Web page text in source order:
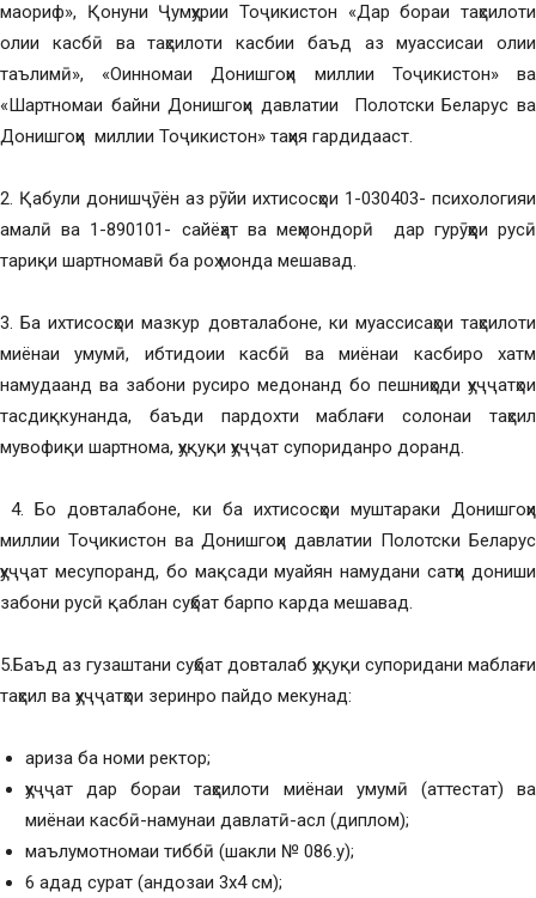
маориф», Қонуни Ҷумҳурии Тоҷикистон «Дар бораи таҳсилоти
олии касбӣ ва таҳсилоти касбии баъд аз муассисаи олии
таълимӣ», «Оинномаи Донишгоҳи миллии Тоҷикистон» ва
«Шартномаи байни Донишгоҳи давлатии Полотски Беларус ва
Донишгоҳи миллии Тоҷикистон» таҳия гардидааст.
2. Қабули донишҷӯён аз рӯйи ихтисосҳои 1-030403- психологияи
амалӣ ва 1-890101- сайёҳат ва меҳмондорӣ дар гурӯҳҳои русӣ
тариқи шартномавӣ ба роҳ монда мешавад.
3. Ба ихтисосҳои мазкур довталабоне, ки муассисаҳои таҳсилоти
миёнаи умумӣ, ибтидоии касбӣ ва миёнаи касбиро хатм
намудаанд ва забони русиро медонанд бо пешниҳоди ҳуҷҷатҳои
тасдиқкунанда, баъди пардохти маблағи солонаи таҳсил
мувофиқи шартнома, ҳуқуқи ҳуҷҷат супориданро доранд.
4. Бо довталабоне, ки ба ихтисосҳои муштараки Донишгоҳи
миллии Тоҷикистон ва Донишгоҳи давлатии Полотски Беларус
ҳуҷҷат месупоранд, бо мақсади муайян намудани сатҳи дониши
забони русӣ қаблан суҳбат барпо карда мешавад.
5.Баъд аз гузаштани суҳбат довталаб ҳуқуқи супоридани маблағи
таҳсил ва ҳуҷҷатҳои зеринро пайдо мекунад:
ариза ба номи ректор;
ҳуҷҷат дар бораи таҳсилоти миёнаи умумӣ (аттестат) ва
миёнаи касбӣ-намунаи давлатӣ-асл (диплом);
маълумотномаи тиббӣ (шакли № 086.у);
6 адад сурат (андозаи 3х4 см);